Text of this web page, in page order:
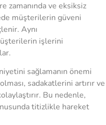
zamanında ve eksiksiz
müşterilerin güveni
Aynı
işlerini
sağlamanın önemi
sadakatlerini artırır ve
Bu nedenle,
titizlikle hareket